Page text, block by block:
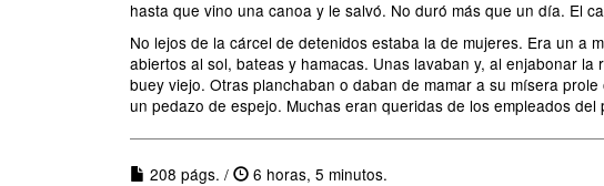
hasta que vino una canoa y le salvó. No duró más que un día. El
No lejos de la cárcel de detenidos estaba la de mujeres. Era un a
abiertos al sol, bateas y hamacas. Unas lavaban y, al enjabonar
buey viejo. Otras planchaban o daban de mamar a su mísera
un pedazo de espejo. Muchas eran queridas de los empleados
208 págs. /
6 horas, 5 minutos.